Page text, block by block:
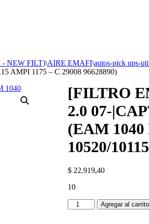
NEW FILT)\AIRE EMAFI\autos-pick ups-
AMPI 1175 – C 29008 96628890)
[FILTRO
2.0 07-
(EAM 1040
10520/
$22.919,40
10
[FILTRO
EMAFI]
Agregar al carrito